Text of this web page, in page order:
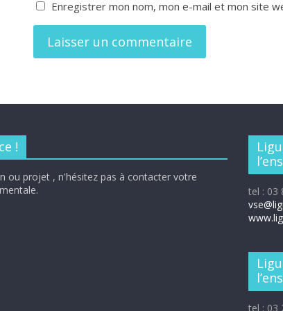
Enregistrer mon nom, mon e-mail et mon site
!
ou projet , n'hésitez pas à contacter votre
tel : 03
tel : 03